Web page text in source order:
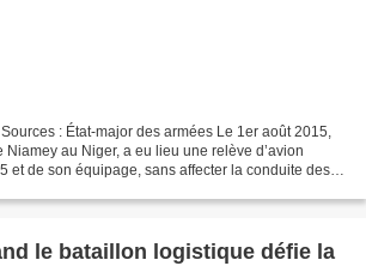
: État-major des armées Le 1er août 2015,
au Niger, a eu lieu une relève d’avion
et de son équipage, sans affecter la conduite des
le bataillon logistique défie la